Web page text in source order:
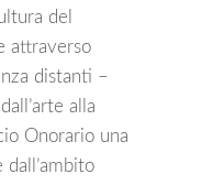
del
attraverso
distanti –
alla
Onorario una